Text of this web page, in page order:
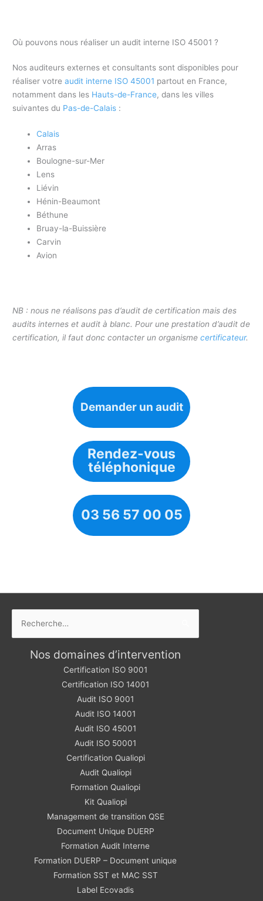
Où pouvons nous réaliser un audit interne ISO 45001 ?
Nos auditeurs externes et consultants sont disponibles pour
réaliser votreaudit interne ISO 45001 partout en France,
notamment dans les Hauts-de-France, dans les villes
suivantes du Pas-de-Calais :
Calais
Arras
Boulogne-sur-Mer
Lens
Liévin
Hénin-Beaumont
Béthune
Bruay-la-Buissière
Carvin
Avion
NB : nous ne réalisons pas d’audit de certification mais des
audits internes et audit à blanc. Pour une prestation d’audit de
certification, il faut donc contacter un organismecertificateur.
Demander un audit
Rendez-vous
téléphonique
03 56 57 00 05
Nos domaines d’intervention
Certification ISO 9001
Certification ISO 14001
Audit ISO 9001
Audit ISO 14001
Audit ISO 45001
Audit ISO 50001
Certification Qualiopi
Audit Qualiopi
Formation Qualiopi
Kit Qualiopi
Management de transition QSE
Document Unique DUERP
Formation Audit Interne
Formation DUERP – Document unique
Formation SST et MAC SST
Label Ecovadis